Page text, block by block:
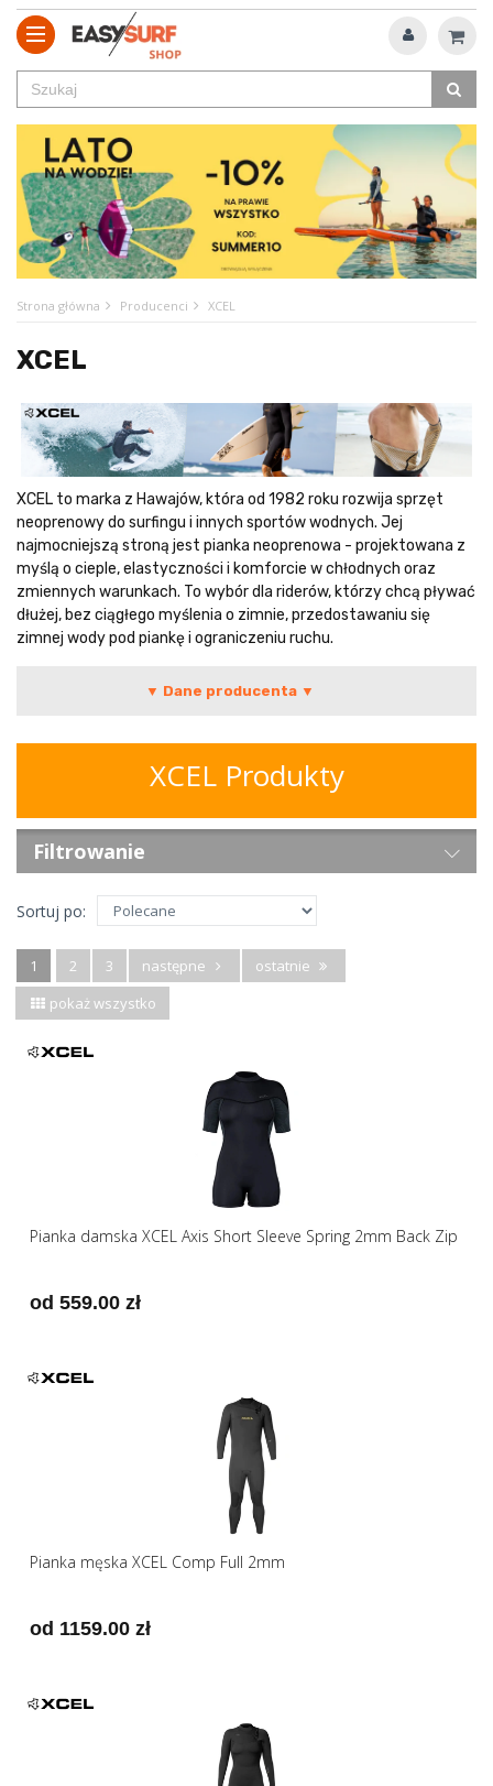
Strona główna Producenci XCEL
XCEL
XCEL to marka z Hawajów, która od 1982 roku rozwija sprzęt
neoprenowy do surfingu i innych sportów wodnych. Jej
najmocniejszą stroną jest pianka neoprenowa - projektowana z
myślą o cieple, elastyczności i komforcie w chłodnych oraz
zmiennych warunkach. To wybór dla riderów, którzy chcą pływać
dłużej, bez ciągłego myślenia o zimnie, przedostawaniu się
zimnej wody pod piankę i ograniczeniu ruchu.
▼ Dane producenta ▼
XCEL Produkty
Filtrowanie
Sortuj po:
1 2 3 następne
ostatnie
pokaż wszystko
Pianka damska XCEL Axis Short Sleeve Spring 2mm Back Zip
od 559.00 zł
Pianka męska XCEL Comp Full 2mm
od 1159.00 zł